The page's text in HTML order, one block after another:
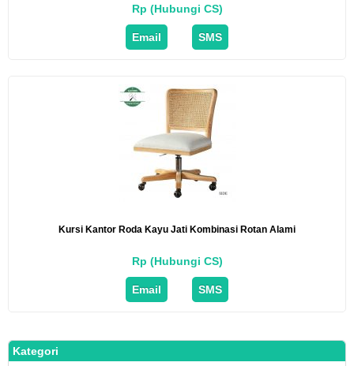
Rp (Hubungi CS)
Email SMS
Kursi Kantor Roda Kayu Jati Kombinasi Rotan Alami
Rp (Hubungi CS)
Email SMS
Kategori